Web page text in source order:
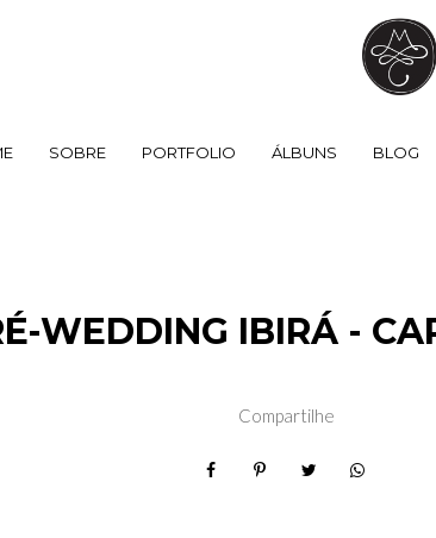
SOBRE PORTFOLIO ÁLBUNS BLOG
WEDDING IBIRÁ -
Compartilhe